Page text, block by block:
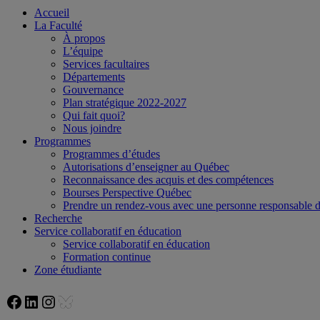
Accueil
La Faculté
À propos
L’équipe
Services facultaires
Départements
Gouvernance
Plan stratégique 2022-2027
Qui fait quoi?
Nous joindre
Programmes
Programmes d’études
Autorisations d’enseigner au Québec
Reconnaissance des acquis et des compétences
Bourses Perspective Québec
Prendre un rendez-vous avec une personne responsable
Recherche
Service collaboratif en éducation
Service collaboratif en éducation
Formation continue
Zone étudiante
Facebook
LinkedIn
Instagram
Bluesky